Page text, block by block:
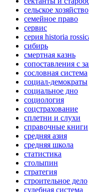
сельское хозяйство
семейное право
сервис
серия historia
сибирь
смертная казнь
сопоставления с
сословная система
социал-демократы
социальное дно
социология
соцстрахование
сплетни и слухи
справочные книги
средняя азия
средняя школа
статистика
столыпин
стратегия
строительное дело
судебная система